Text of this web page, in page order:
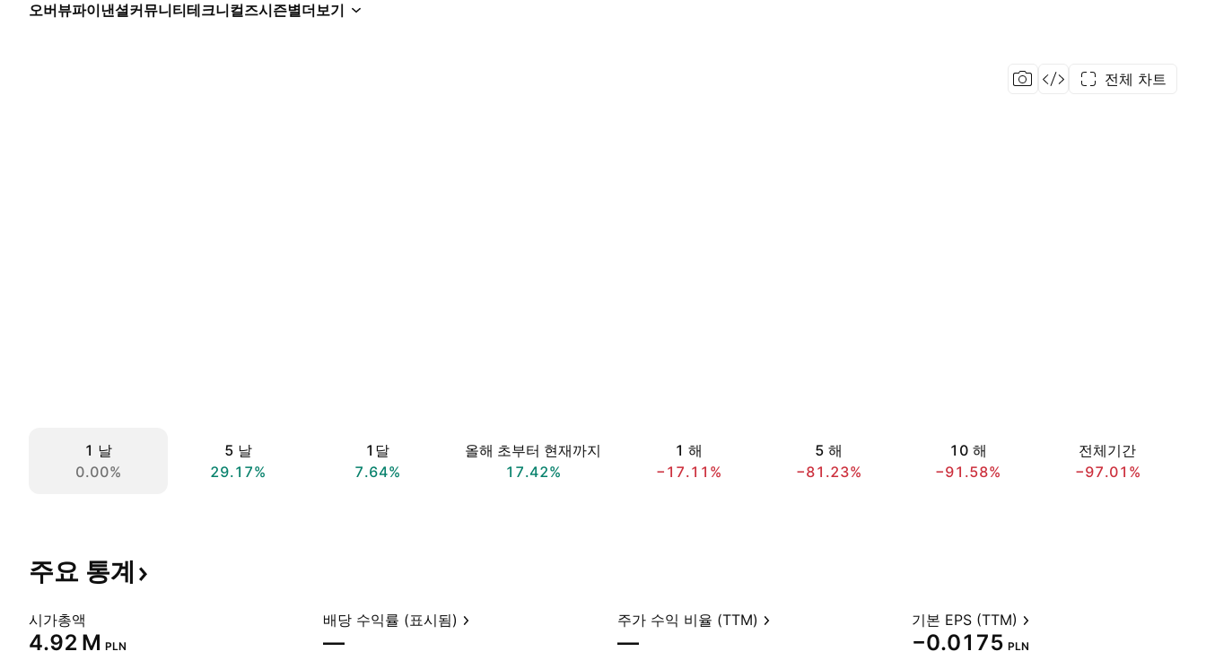
오버뷰파이낸셜커뮤니티테크니컬즈시즌별더보기
전체 차트
1 날
0.00%
5 날
29.17%
1달
7.64%
올해 초부터 현재까지
17.42%
1 해
−17.11%
5 해
−81.23%
10 해
−91.58%
전체기간
−97.01%
주요 통계
시가총액
‪4.92 M‬ PLN
배당 수익률 (표시됨)
—
주가 수익 비율 (TTM)
—
기본 EPS (TTM)
−0.0175 PLN